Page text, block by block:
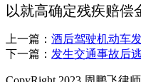
以就高确定残疾赔偿
上一篇： 酒后驾驶机动车
下一篇： 发生交通事故后